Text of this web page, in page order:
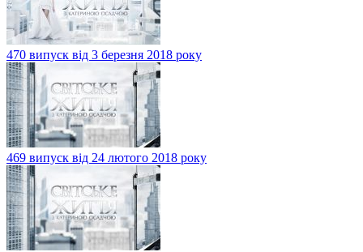
470 випуск від 3 березня 2018 року
469 випуск від 24 лютого 2018 року